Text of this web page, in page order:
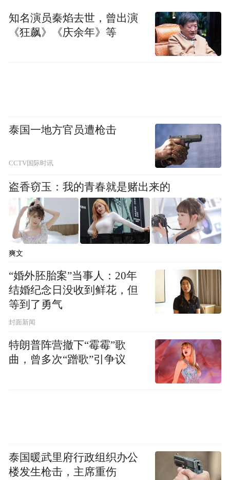
知名演员秦焰去世，曾出演
《狂飙》《庆余年》等
泰国一地方官员遭枪击
CCTV国际时讯
盗香窃玉：我的青春就是赌出来的
爽文
“婚外胚胎案”当事人：20年
结婚纪念日没收到鲜花，但
等到了勇气
封面新闻
特朗普阵营撤下“霉霉”歌
曲，曾多次“蹭歌”引争议
泰国暖武里府行政组织办公
楼发生枪击，主席重伤